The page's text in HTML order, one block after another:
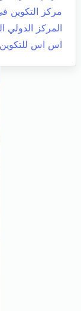
مركز التكوين
المركز الدولي
اس اس للتكوين